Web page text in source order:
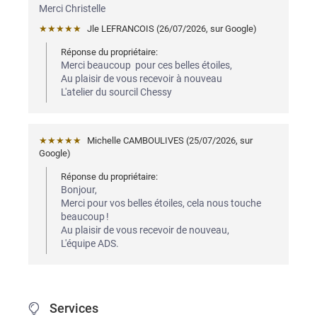
Merci Christelle
★★★★★ Jle LEFRANCOIS (26/07/2026, sur Google)
Réponse du propriétaire:
Merci beaucoup  pour ces belles étoiles,
Au plaisir de vous recevoir à nouveau
L'atelier du sourcil Chessy
★★★★★ Michelle CAMBOULIVES (25/07/2026, sur
Google)
Réponse du propriétaire:
Bonjour,
Merci pour vos belles étoiles, cela nous touche
beaucoup !
Au plaisir de vous recevoir de nouveau,
L'équipe ADS.
Services